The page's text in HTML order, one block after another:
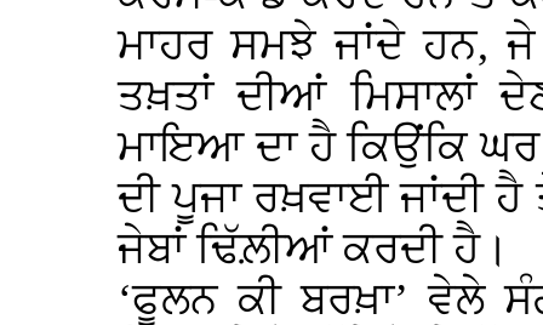
ਮਾਹਰ ਸਮਝੇ ਜਾਂਦੇ ਹਨ,
ਤਖ਼ਤਾਂ ਦੀਆਂ ਮਿਸਾਲਾਂ
ਮਾਇਆ ਦਾ ਹੈ ਕਿਉਂਕਿ
ਦੀ ਪੂਜਾ ਰਖ਼ਵਾਈ ਜਾਂਦੀ ਹੈ
ਜੇਬਾਂ ਢਿੱਲ਼ੀਆਂ ਕਰਦੀ ਹੈ।
‘ਫੂਲਨ ਕੀ ਬਰਖ਼ਾ’ ਵੇਲੇ